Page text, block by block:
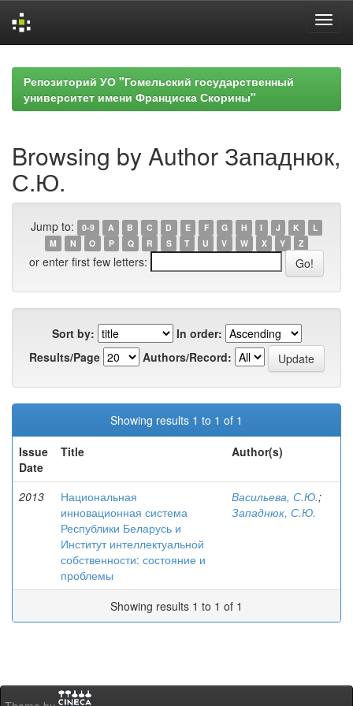
navigationРепозиторий УО "Гомельский государственный
университет имени Франциска Скорины"
Browsing by Author Западнюк,
С.Ю.
Jump to: 0-9 A B C D E F G H I J K
L
M
N O P Q R S T U V W X Y Z
or enter first few letters:
Sort by:
In order:
Results/Page
Authors/Record:
Showing results 1 to 1 of 1
Issue
Date
Title Author(s)
2013
Национальная
инновационная система
Республики Беларусь и
Институт интеллектуальной
собственности: состояние и
проблемы
Васильева, С.Ю.;
Западнюк, С.Ю.
Showing results 1 to 1 of 1